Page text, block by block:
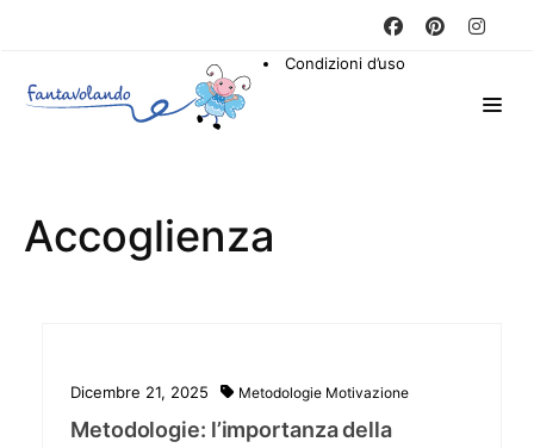
Condizioni d’uso
Accoglienza
Dicembre 21, 2025 Metodologie Motivazione
Metodologie: l’importanza della